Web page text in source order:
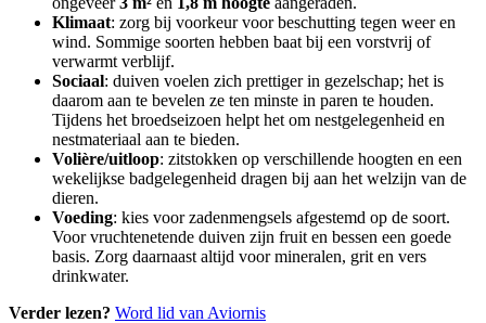
Klimaat: zorg bij voorkeur voor beschutting tegen weer en
wind. Sommige soorten hebben baat bij een vorstvrij of
verwarmt verblijf.
Sociaal: duiven voelen zich prettiger in gezelschap; het is
daarom aan te bevelen ze ten minste in paren te houden.
Tijdens het broedseizoen helpt het om nestgelegenheid en
nestmateriaal aan te bieden.
Volière/uitloop: zitstokken op verschillende hoogten en een
wekelijkse badgelegenheid dragen bij aan het welzijn van de
dieren.
Voeding: kies voor zadenmengsels afgestemd op de soort.
Voor vruchtenetende duiven zijn fruit en bessen een goede
basis. Zorg daarnaast altijd voor mineralen, grit en vers
drinkwater.
Verder lezen? Word lid van Aviornis